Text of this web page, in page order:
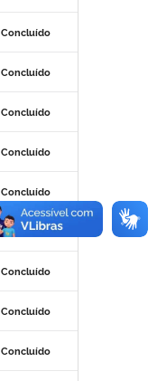
Concluído
Concluído
Concluído
Concluído
Concluído
Concluído
Concluído
Concluído
Concluído